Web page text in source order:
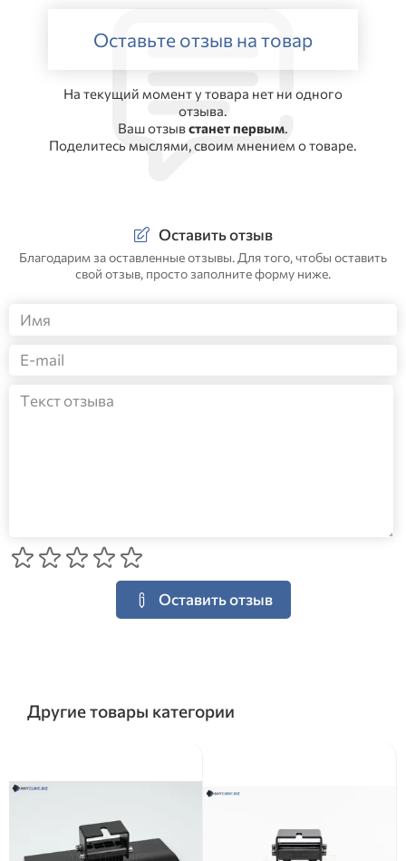
Оставьте отзыв на товар
На текущий момент у товара нет ни одного
отзыва.
Ваш отзывстанет первым.
Поделитесь мыслями, своим мнением о товаре.
Оставить отзыв
Благодарим за оставленные отзывы. Для того, чтобы оставить
свой отзыв, просто заполните форму ниже.
Оставить отзыв
Другие товары категории